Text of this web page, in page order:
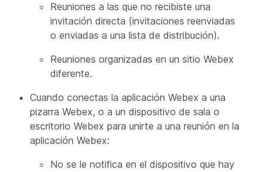
Reuniones a las que no recibiste una
invitación directa (invitaciones reenviadas
o enviadas a una lista de distribución).
Reuniones organizadas en un sitio Webex
diferente.
Cuando conectas la aplicación Webex a una
pizarra Webex, o a un dispositivo de sala o
escritorio Webex para unirte a una reunión en la
aplicación Webex:
No se le notifica en el dispositivo que hay